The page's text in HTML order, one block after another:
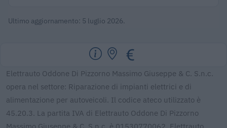
Ultimo aggiornamento: 5 luglio 2026.
Elettrauto Oddone Di Pizzorno Massimo Giuseppe & C. S.n.c.
opera nel settore: Riparazione di impianti elettrici e di
alimentazione per autoveicoli. Il codice ateco utilizzato è
45.20.3. La partita IVA di Elettrauto Oddone Di Pizzorno